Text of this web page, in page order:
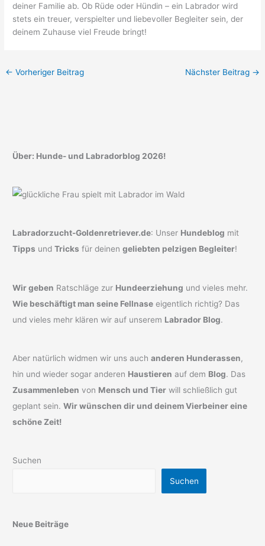
deiner Familie ab. Ob Rüde oder Hündin – ein Labrador wird
stets ein treuer, verspielter und liebevoller Begleiter sein, der
deinem Zuhause viel Freude bringt!
← Vorheriger Beitrag Nächster Beitrag →
Über: Hunde- und Labradorblog 2026!
Labradorzucht-Goldenretriever.de: Unser Hundeblog mit
Tipps undTricks für deinengeliebten pelzigen Begleiter!
Wir geben Ratschläge zur Hundeerziehung und vieles mehr.
Wie beschäftigt man seine Fellnase eigentlich richtig? Das
und vieles mehr klären wir auf unserem Labrador Blog.
Aber natürlich widmen wir uns auchanderen Hunderassen,
hin und wieder sogar anderen Haustieren auf dem Blog. Das
Zusammenleben von Mensch und Tier will schließlich gut
geplant sein.Wir wünschen dir und deinem Vierbeiner eine
schöne Zeit!
Suchen
Suchen
Neue Beiträge